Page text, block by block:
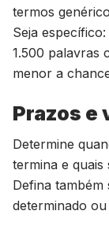
termos
Seja
1.500 palavras
menor a
Prazos e
Determine
termina e quais
Defina
determinado